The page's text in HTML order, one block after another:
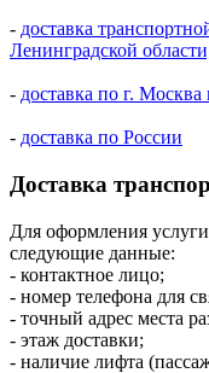
- доставка
Ленинградской
- доставка по г.
- доставка по России
Доставка
Для оформления
следующие данные:
- контактное лицо;
- номер телефона для
- точный адрес места
- этаж доставки;
- наличие лифта